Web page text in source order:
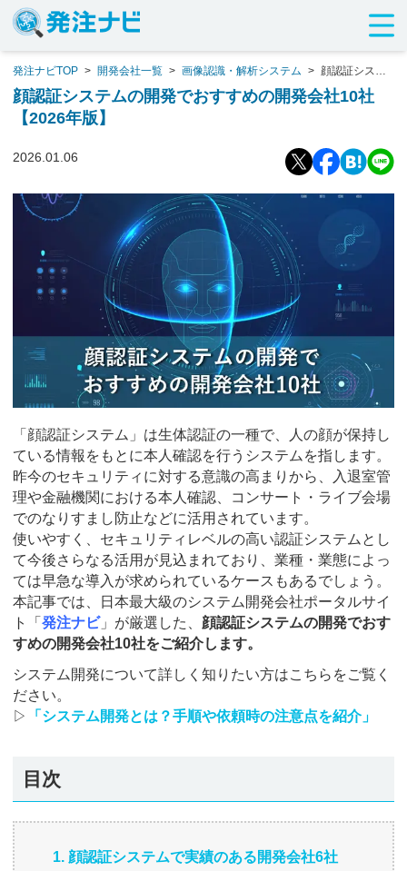
発注ナビTOP > 開発会社一覧 > 画像認識・解析システム > 顔認証システ
ムの開発でおすすめの開発会社10社【2026年版】
顔認証システムの開発でおすすめの開発会社10社
【2026年版】
2026.01.06
「顔認証システム」は生体認証の⼀種で、人の顔が保持し
ている情報をもとに本人確認を行うシステムを指します。
昨今のセキュリティに対する意識の高まりから、入退室管
理や金融機関における本人確認、コンサート・ライブ会場
でのなりすまし防止などに活用されています。
使いやすく、セキュリティレベルの高い認証システムとし
て今後さらなる活用が見込まれており、業種・業態によっ
ては早急な導入が求められているケースもあるでしょう。
本記事では、日本最大級のシステム開発会社ポータルサイ
ト「 発注ナビ」が厳選した、 顔認証システムの開発でおす
すめの開発会社10社をご紹介します。
システム開発について詳しく知りたい方はこちらをご覧く
ださい。
▷
「システム開発とは？手順や依頼時の注意点を紹介」
目次
1. 顔認証システムで実績のある開発会社6社